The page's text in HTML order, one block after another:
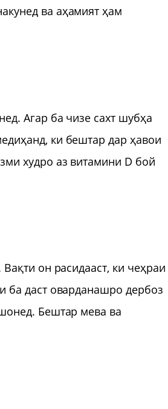
ва аҳамият ҳам
Агар ба чизе сахт шубҳа
ки бештар дар ҳавои
худро аз витамини D бой
он расидааст, ки чеҳраи
ба даст оварданашро дербоз
Бештар мева ва